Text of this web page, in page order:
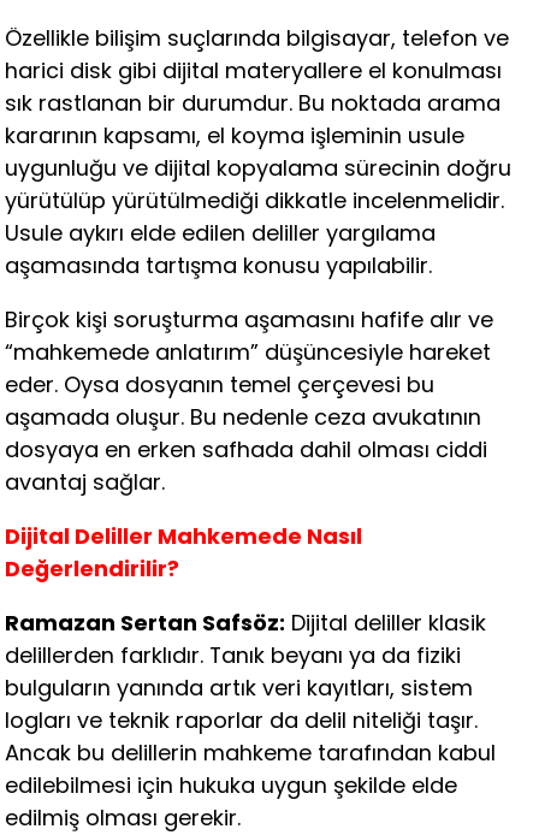
Özellikle bilişim suçlarında bilgisayar, telefon ve
harici disk gibi dijital materyallere el konulması
sık rastlanan bir durumdur. Bu noktada arama
kararının kapsamı, el koyma işleminin usule
uygunluğu ve dijital kopyalama sürecinin doğru
yürütülüp yürütülmediği dikkatle incelenmelidir.
Usule aykırı elde edilen deliller yargılama
aşamasında tartışma konusu yapılabilir.
Birçok kişi soruşturma aşamasını hafife alır ve
“mahkemede anlatırım” düşüncesiyle hareket
eder. Oysa dosyanın temel çerçevesi bu
aşamada oluşur. Bu nedenle ceza avukatının
dosyaya en erken safhada dahil olması ciddi
avantaj sağlar.
Dijital Deliller Mahkemede Nasıl
Değerlendirilir?
Ramazan Sertan Safsöz: Dijital deliller klasik
delillerden farklıdır. Tanık beyanı ya da fiziki
bulguların yanında artık veri kayıtları, sistem
logları ve teknik raporlar da delil niteliği taşır.
Ancak bu delillerin mahkeme tarafından kabul
edilebilmesi için hukuka uygun şekilde elde
edilmiş olması gerekir.